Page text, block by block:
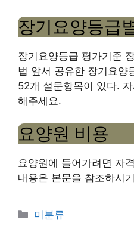
장기요양등급
장기요양등급 평가기준
법 앞서 공유한 장기요양
52개 설문항목이 있다.
해주세요.
요양원 비용
요양원에 들어가려면 자
내용은 본문을 참조하시
Categories
미분류